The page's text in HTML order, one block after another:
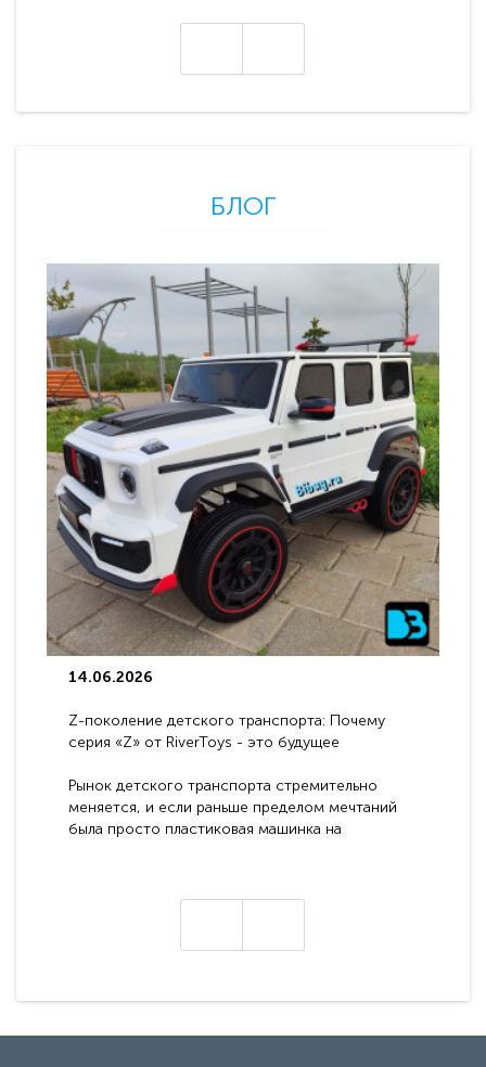
БЛОГ
14.06.2026
Z-поколение детского транспорта: Почему
серия «Z» от RiverToys - это будущее
Рынок детского транспорта стремительно
меняется, и если раньше пределом мечтаний
была просто пластиковая машинка на